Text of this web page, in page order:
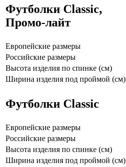
Футболки Classic,
Промо-лайт
Европейские размеры
Российские размеры
Высота изделия по спинке (см)
Ширина изделия под проймой (см)
Футболки Classic
Европейские размеры
Российские размеры
Высота изделия по спинке (см)
Ширина изделия под проймой (см)